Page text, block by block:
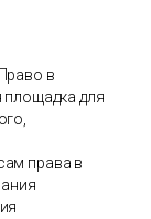
в
площадка для
права в